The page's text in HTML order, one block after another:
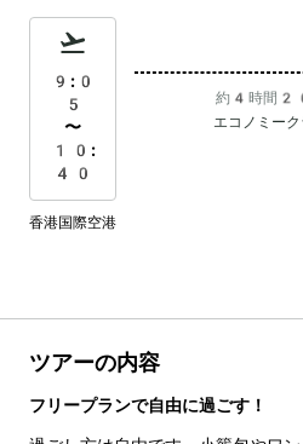
9:0
5
〜
10:
40
約4時間
エコノミーク
香港国際空港
ツアーの内容
フリープランで自由に過ごす！